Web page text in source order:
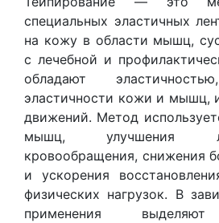
специальных эластичных
на кожу в области мышц,
с лечебной и
обладают
эластичности кожи и мышц,
движений. Метод
мышц, улучшения
кровообращения, снижения
и ускорения
физических нагрузок. В
применения выделяют